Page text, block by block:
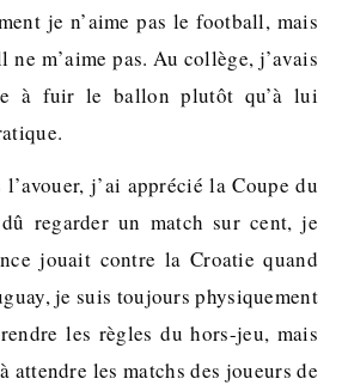
je n’aime pas le football, mais
ne m’aime pas. Au collège, j’avais
à fuir le ballon plutôt qu’à lui
j’ai apprécié la Coupe du
regarder un match sur cent, je
jouait contre la Croatie quand
je suis toujours physiquement
les règles du hors-jeu, mais
attendre les matchs des joueurs de